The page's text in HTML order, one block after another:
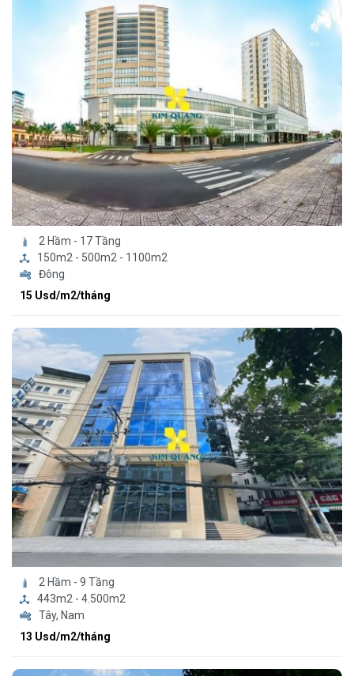
2 Hầm - 17 Tầng
150m2 - 500m2 - 1100m2
Đông
15 Usd/m2/tháng
2 Hầm - 9 Tầng
443m2 - 4.500m2
Tây, Nam
13 Usd/m2/tháng